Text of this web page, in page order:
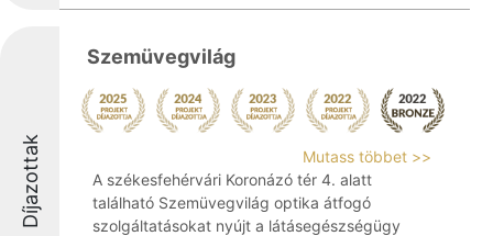
Díjazottak
Szemüvegvilág
Mutass többet >>
A székesfehérvári Koronázó tér 4. alatt
található Szemüvegvilág optika átfogó
szolgáltatásokat nyújt a látásegészségügy